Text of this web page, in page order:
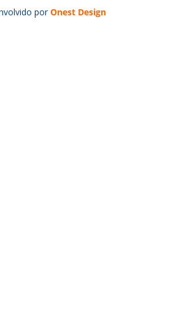
por Onest Design